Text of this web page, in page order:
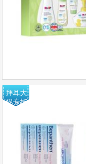
世喜
全能妈妈
强生
初敏
拜耳大
促专场